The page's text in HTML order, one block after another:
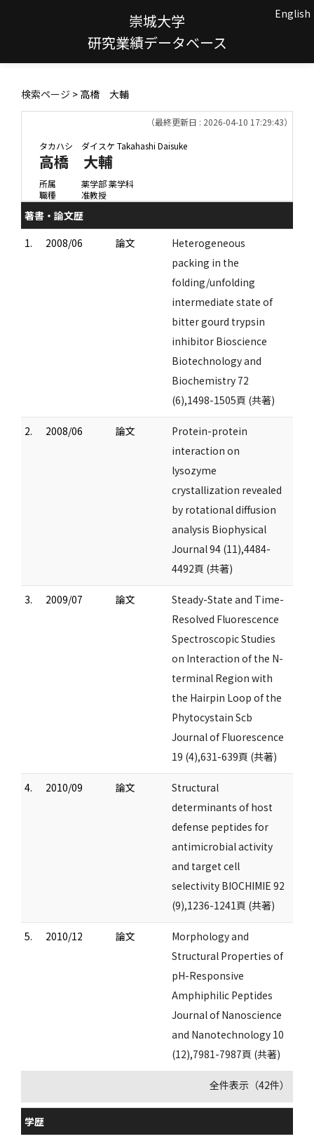
崇城大学
研究業績データベース
English
検索ページ > 高橋 大輔
（最終更新日 : 2026-04-10 17:29:43）
タカハシ ダイスケTakahashi Daisuke
高橋 大輔
所属
薬学部 薬学科
職種
准教授
著書・論文歴
1.
2008/06 論文
Heterogeneous
packing in the
folding/unfolding
intermediate state of
bitter gourd trypsin
inhibitor Bioscience
Biotechnology and
Biochemistry 72
(6),1498-1505頁 (共著)
2. 2008/06 論文
Protein-protein
interaction on
lysozyme
crystallization revealed
by rotational diffusion
analysis Biophysical
Journal 94 (11),4484-
4492頁 (共著)
3. 2009/07 論文
Steady-State and Time-
Resolved Fluorescence
Spectroscopic Studies
on Interaction of the N-
terminal Region with
the Hairpin Loop of the
Phytocystain Scb
Journal of Fluorescence
19 (4),631-639頁 (共著)
4. 2010/09 論文
Structural
determinants of host
defense peptides for
antimicrobial activity
and target cell
selectivity BIOCHIMIE 92
(9),1236-1241頁 (共著)
5. 2010/12 論文
Morphology and
Structural Properties of
pH-Responsive
Amphiphilic Peptides
Journal of Nanoscience
and Nanotechnology 10
(12),7981-7987頁 (共著)
全件表示（42件）
学歴